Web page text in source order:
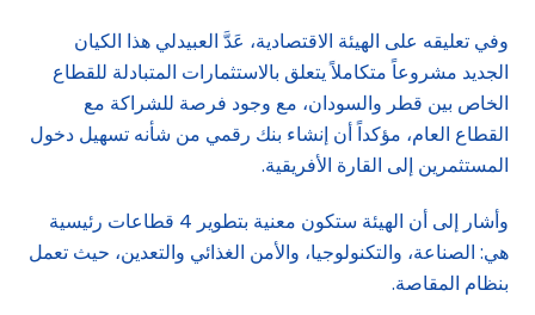
وفي تعليقه على الهيئة الاقتصادية، عَدَّ العبيدلي هذا الكيان
الجديد مشروعاً متكاملاً يتعلق بالاستثمارات المتبادلة للقطاع
الخاص بين قطر والسودان، مع وجود فرصة للشراكة مع
القطاع العام، مؤكداً أن إنشاء بنك رقمي من شأنه تسهيل دخول
المستثمرين إلى القارة الأفريقية.
وأشار إلى أن الهيئة ستكون معنية بتطوير 4 قطاعات رئيسية
هي: الصناعة، والتكنولوجيا، والأمن الغذائي والتعدين، حيث تعمل
بنظام المقاصة.